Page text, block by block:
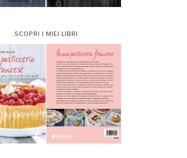
SCOPRI I MIEI LIBRI